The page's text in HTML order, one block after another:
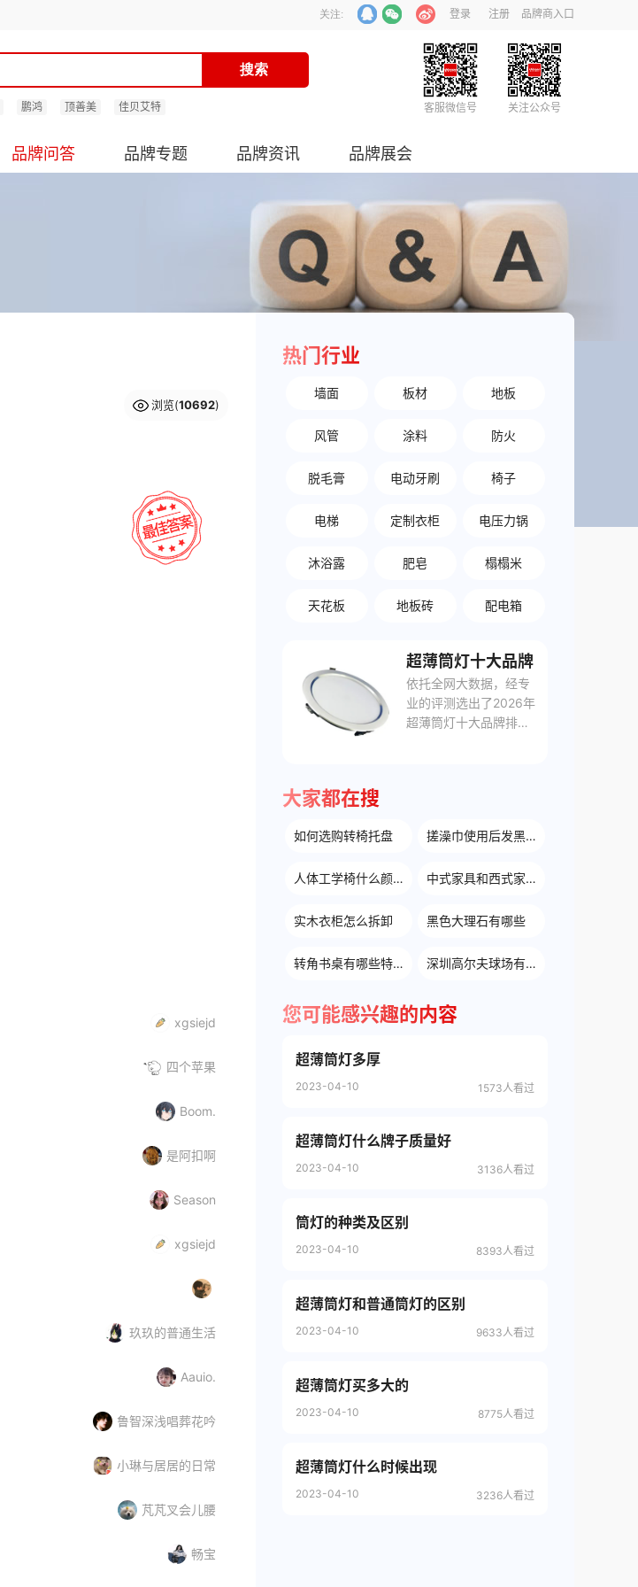
登录 注册 品牌商入口
关注:
鹏鸿 顶善美 佳贝艾特 客服微信号 关注公众号
品牌问答 品牌专题 品牌资讯 品牌展会
浏览(10692)
xgsiejd
四个苹果
Boom.
是阿扣啊
Season
xgsiejd
玖玖的普通生活
Aauio.
鲁智深浅唱葬花吟
小琳与居居的日常
芃芃叉会儿腰
畅宝
热门行业
墙面 板材 地板
风管 涂料 防火
脱毛膏 电动牙刷 椅子
电梯 定制衣柜 电压力锅
沐浴露 肥皂 榻榻米
天花板 地板砖 配电箱
超薄筒灯十大品牌
依托全网大数据，经专
业的评测选出了2026年
超薄筒灯十大品牌排行
大家都在搜
如何选购转椅托盘 搓澡巾使用后发黑怎么办
人体工学椅什么颜色好 中式家具和西式家具的区别
实木衣柜怎么拆卸 黑色大理石有哪些
转角书桌有哪些特点 深圳高尔夫球场有哪些
您可能感兴趣的内容
超薄筒灯多厚
2023-04-10 1573人看过
超薄筒灯什么牌子质量好
2023-04-10 3136人看过
筒灯的种类及区别
2023-04-10 8393人看过
超薄筒灯和普通筒灯的区别
2023-04-10 9633人看过
超薄筒灯买多大的
2023-04-10 8775人看过
超薄筒灯什么时候出现
2023-04-10 3236人看过